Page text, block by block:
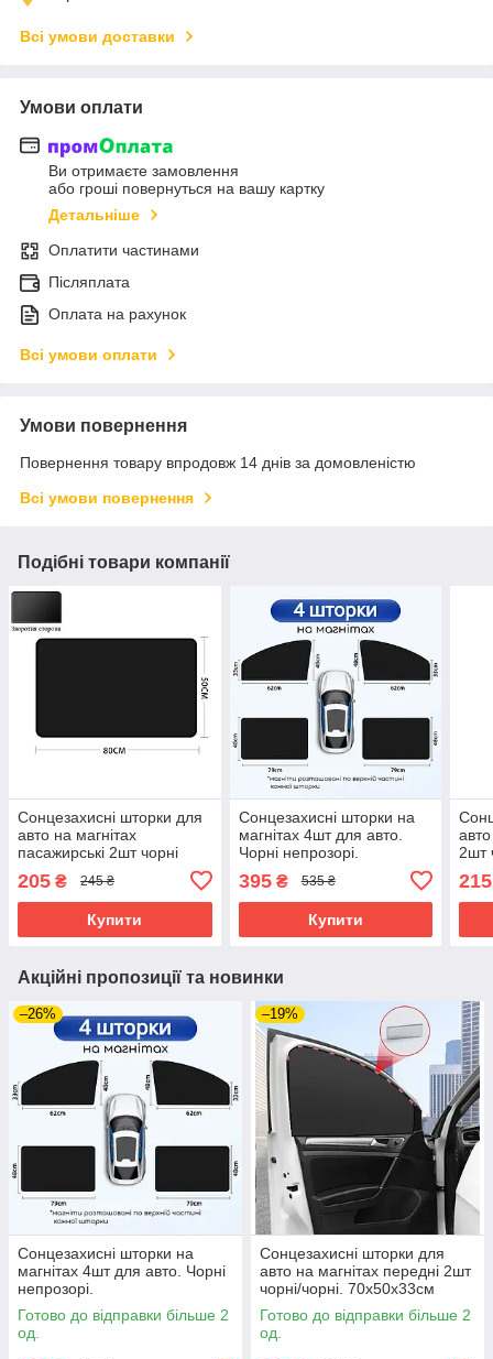
Всі умови доставки
Умови оплати
Ви отримаєте замовлення
або гроші повернуться на вашу картку
Детальніше
Оплатити частинами
Післяплата
Оплата на рахунок
Всі умови оплати
Умови повернення
Повернення товару впродовж 14 днів за домовленістю
Всі умови повернення
Подібні товари компанії
Сонцезахисні шторки для
авто на магнітах
пасажирські 2шт чорні
205 ₴ 245 ₴
Купити
Сонцезахисні шторки на
магнітах 4шт для авто.
Чорні непрозорі.
395₴ 535 ₴
Купити
2шт
215
Акційні пропозиції та новинки
–26%
Сонцезахисні шторки на
магнітах 4шт для авто. Чорні
непрозорі.
Готово до відправки більше 2
од.
–19%
Сонцезахисні шторки для
авто на магнітах передні 2шт
чорні/чорні. 70х50х33см
Готово до відправки більше 2
од.